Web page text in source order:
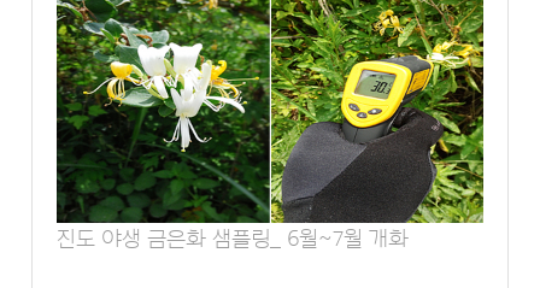
진도 야생 금은화 샘플링_ 6월~7월 개화